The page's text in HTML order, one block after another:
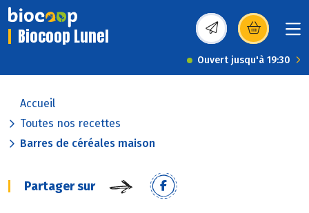
Biocoop Lunel (s’ouvre dans une
Ouvert jusqu'à 19:30
Accueil
Toutes nos recettes
Barres de céréales maison
Partager sur